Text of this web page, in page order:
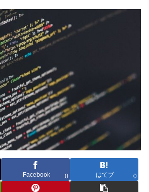
Facebook 0 はてブ 0